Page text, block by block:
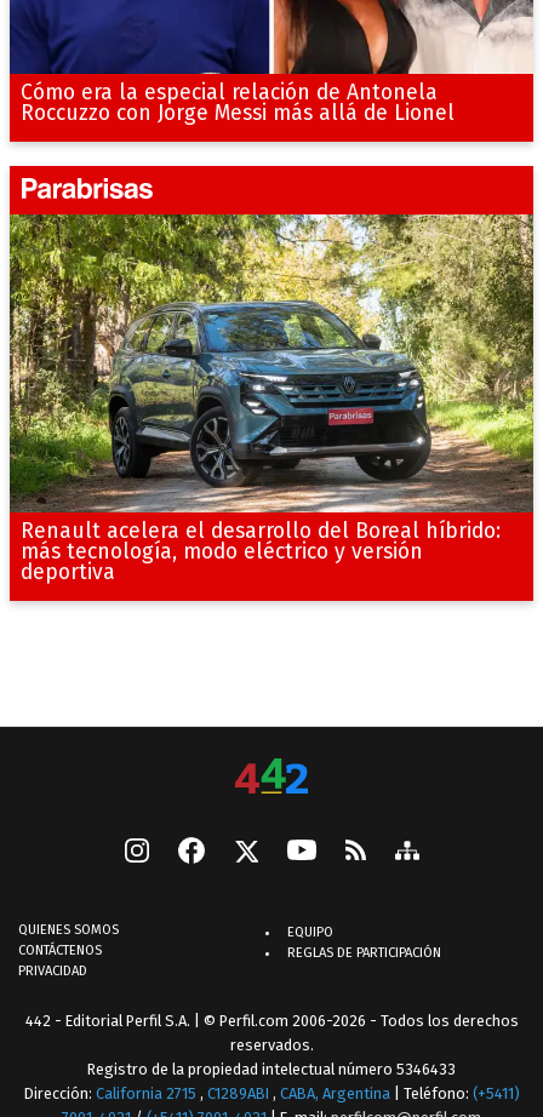
Cómo era la especial relación de Antonela
Roccuzzo con Jorge Messi más allá de Lionel
Renault acelera el desarrollo del Boreal híbrido:
más tecnología, modo eléctrico y versión
deportiva
QUIENES SOMOS
CONTÁCTENOS
PRIVACIDAD
EQUIPO
REGLAS DE PARTICIPACIÓN
442 - Editorial Perfil S.A. | © Perfil.com 2006-2026 - Todos los derechos
reservados.
Registro de la propiedad intelectual número 5346433
Dirección: California 2715 , C1289ABI , CABA, Argentina | Teléfono: (+5411)